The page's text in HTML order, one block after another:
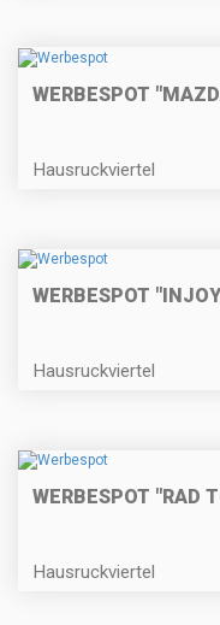
WERBESPOT
Hausruckviertel
WERBESPOT
Hausruckviertel
WERBESPOT "RAD
Hausruckviertel